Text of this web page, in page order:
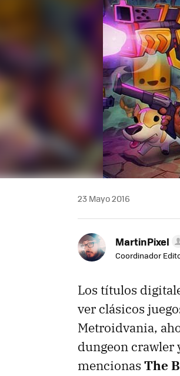
23 Mayo 2016
MartinPixel
Coordinador
Los títulos
ver clásicos
Metroidvania,
dungeon crawler
mencionas The